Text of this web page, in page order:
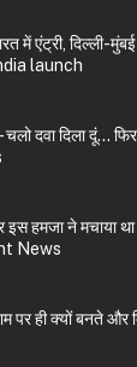
में एंट्री, दिल्ली-
launch
चलो दवा दिला दूं…
हमजा ने मचाया
News
पर ही क्यों बनते और